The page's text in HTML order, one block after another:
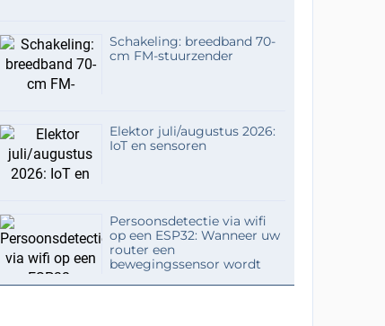
Schakeling: breedband 70-
cm FM-stuurzender
Elektor juli/augustus 2026:
IoT en sensoren
Persoonsdetectie via wifi
op een ESP32: Wanneer uw
router een
bewegingssensor wordt